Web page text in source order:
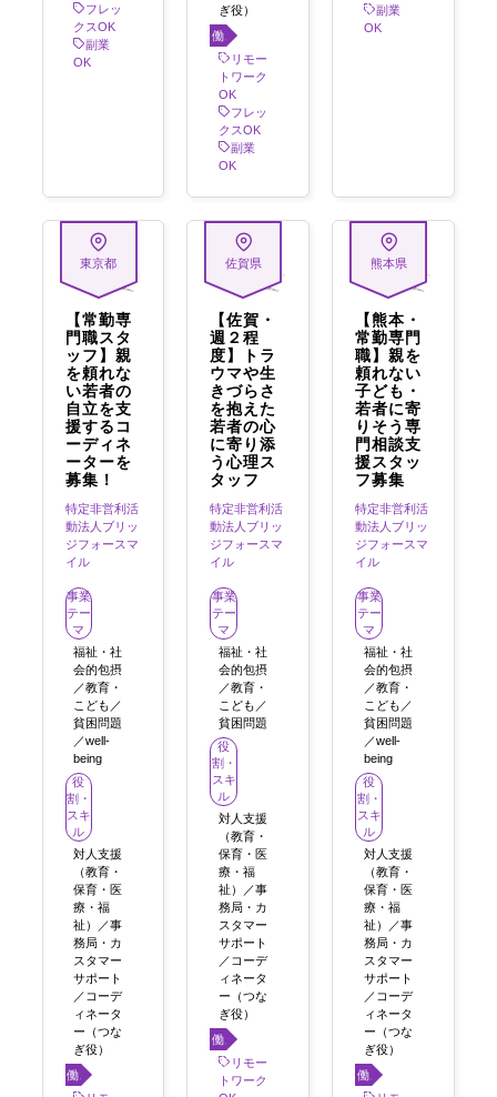
フレッ
クスOK
副業
OK
ぎ役）
働き
方 リモー
トワーク
OK
フレッ
クスOK
副業
OK
方副業
OK
東京都
【常勤専
門職スタ
ッフ】親
を頼れな
い若者の
自立を支
援するコ
ーディネ
ーターを
募集！
特定非営利活
動法人ブリッ
ジフォースマ
イル
事業
テー
マ
福祉・社
会的包摂
／教育・
こども／
貧困問題
／well-
being
役
割・
スキ
ル
対人支援
（教育・
保育・医
療・福
祉）／事
務局・カ
スタマー
サポート
／コーデ
ィネータ
ー（つな
ぎ役）
働き
佐賀県
【佐賀・
週２程
度】トラ
ウマや生
きづらさ
を抱えた
若者の心
に寄り添
う心理ス
タッフ
特定非営利活
動法人ブリッ
ジフォースマ
イル
事業
テー
マ
福祉・社
会的包摂
／教育・
こども／
貧困問題
役
割・
スキ
ル
対人支援
（教育・
保育・医
療・福
祉）／事
務局・カ
スタマー
サポート
／コーデ
ィネータ
ー（つな
ぎ役）
働き
方 リモー
トワーク
熊本県
【熊本・
常勤専門
職】親を
頼れない
子ども・
若者に寄
りそう専
門相談支
援スタッ
フ募集
特定非営利活
動法人ブリッ
ジフォースマ
イル
事業
テー
マ
福祉・社
会的包摂
／教育・
こども／
貧困問題
／well-
being
役
割・
スキ
ル
対人支援
（教育・
保育・医
療・福
祉）／事
務局・カ
スタマー
サポート
／コーデ
ィネータ
ー（つな
ぎ役）
働き